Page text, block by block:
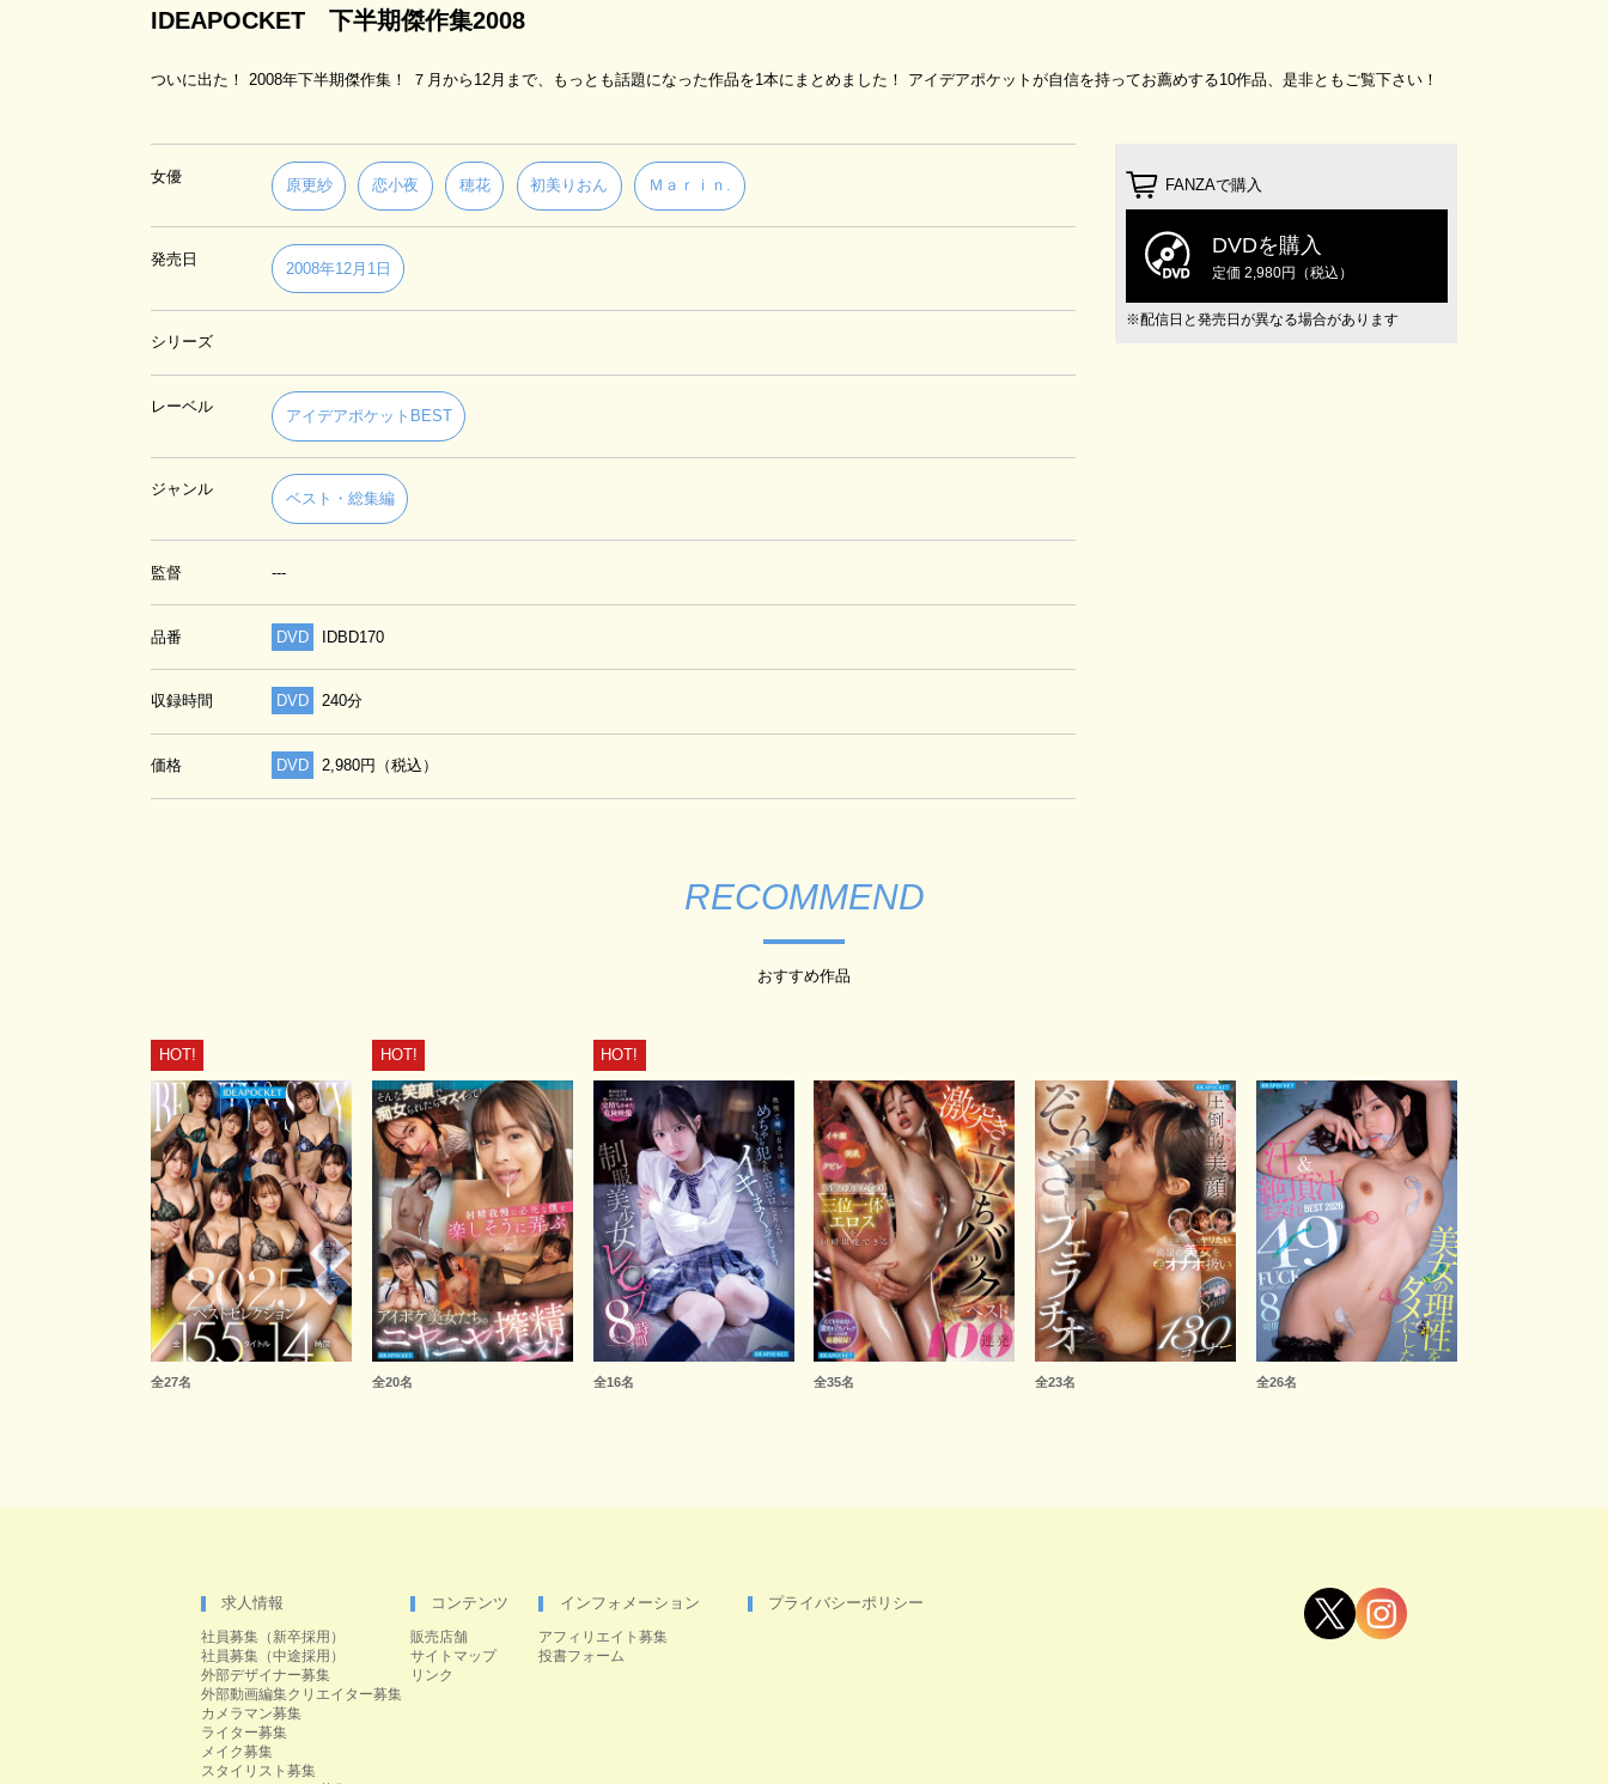
IDEAPOCKET 下半期傑作集2008
ついに出た！ 2008年下半期傑作集！ ７月から12月まで、もっとも話題になった作品を1本にまとめました！ アイデアポケットが自信を持ってお薦めする10作品、是非ともご覧下さい！
女優
原更紗 恋小夜 穂花 初美りおん Ｍａｒｉｎ.
発売日
2008年12月1日
シリーズ
レーベル
アイデアポケットBEST
ジャンル
ベスト・総集編
監督 ---
品番 DVD IDBD170
収録時間 DVD 240分
価格 DVD 2,980円（税込）
FANZAで購入
DVDを購入
定価 2,980円（税込）
※配信日と発売日が異なる場合があります
RECOMMEND
おすすめ作品
HOT!
全27名
HOT!
全20名
HOT!
全16名 全35名 全23名 全26名
求人情報
社員募集（新卒採用）
社員募集（中途採用）
外部デザイナー募集
外部動画編集クリエイター募集
カメラマン募集
ライター募集
メイク募集
スタイリスト募集
コンテンツ
販売店舗
サイトマップ
リンク
インフォメーション
アフィリエイト募集
投書フォーム
プライバシーポリシー